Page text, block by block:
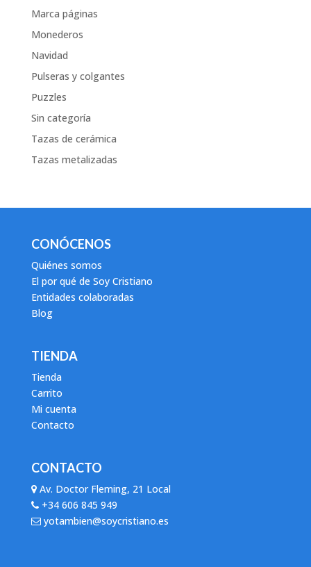
Marca páginas
Monederos
Navidad
Pulseras y colgantes
Puzzles
Sin categoría
Tazas de cerámica
Tazas metalizadas
CONÓCENOS
Quiénes somos
El por qué de Soy Cristiano
Entidades colaboradas
Blog
TIENDA
Tienda
Carrito
Mi cuenta
Contacto
CONTACTO
Av. Doctor Fleming, 21 Local
+34 606 845 949
yotambien@soycristiano.es